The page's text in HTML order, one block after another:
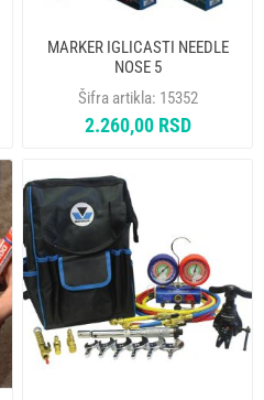
MARKER IGLICASTI NEEDLE
NOSE 5
Šifra artikla: 15352
2.260,00 RSD